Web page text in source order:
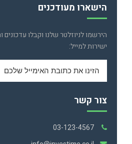
הישארו מעודכנים
הירשמו לניוזלטר שלנו וקבלו
ישירות למייל:
צור קשר
03-123-4567